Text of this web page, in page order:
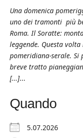
Una domenica
uno dei tramonti più
Roma. Il Soratte:
leggende. Questa
pomeridiana-serale. Si
breve tratto
[...]...
Quando
5.07.2026